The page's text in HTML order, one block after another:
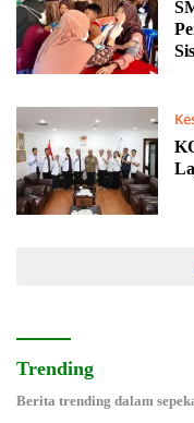
Trending
Berita trending dalam